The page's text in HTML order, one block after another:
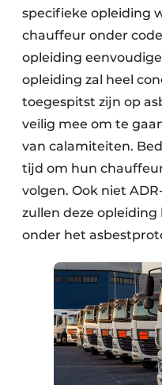
specifieke opleiding
chauffeur onder
opleiding
opleiding zal heel
toegespitst zijn op
veilig mee om te
van calamiteiten.
tijd om hun
volgen. Ook niet
zullen deze
onder het